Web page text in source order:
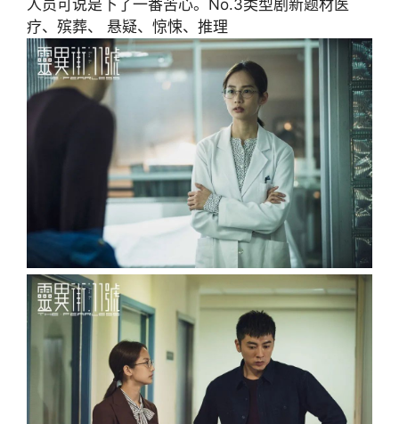
人员可说是下了一番苦心。No.3类型剧新题材医
疗、殡葬、 悬疑、惊悚、推理